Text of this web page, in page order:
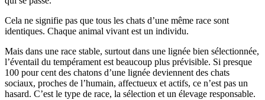
Cela ne signifie pas que tous les chats d’une même race sont
identiques. Chaque animal vivant est un individu.
Mais dans une race stable, surtout dans une lignée bien sélectionnée,
l’éventail du tempérament est beaucoup plus prévisible. Si presque
100 pour cent des chatons d’une lignée deviennent des chats
sociaux, proches de l’humain, affectueux et actifs, ce n’est pas un
hasard. C’est le type de race, la sélection et un élevage responsable.